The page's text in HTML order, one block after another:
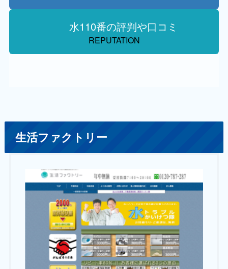
水110番の評判や口コミ
REPUTATION
生活ファクトリー